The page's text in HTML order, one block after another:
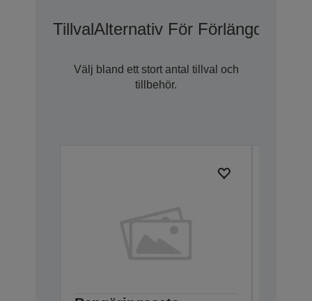
TillvalAlternativ För Förlängd
Välj bland ett stort antal tillval och
tillbehör.